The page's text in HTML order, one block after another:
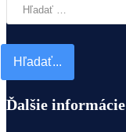
Hľadať...
Ďalšie informácie